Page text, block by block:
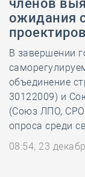
членов
ожидания
В завершении
объединение
30122009) и
(Союз ЛПО,
опроса среди
08:54, 23